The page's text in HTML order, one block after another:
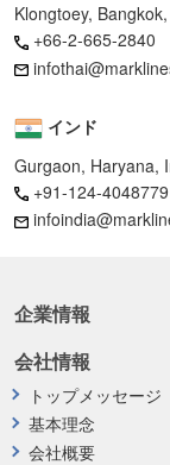
Klongtoey,
+66-2-665-2840
インド
Gurgaon, Haryana,
+91-124-4048779
企業情報
会社情報
トップメッセージ
基本理念
会社概要